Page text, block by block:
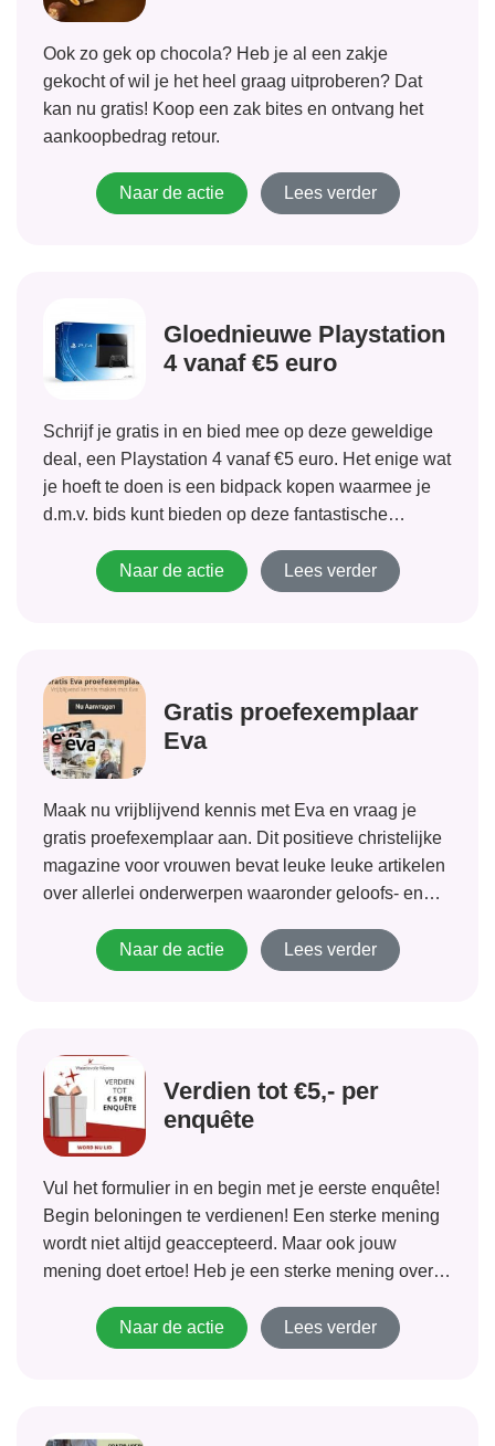
Ook zo gek op chocola? Heb je al een zakje
gekocht of wil je het heel graag uitproberen? Dat
kan nu gratis! Koop een zak bites en ontvang het
aankoopbedrag retour.
Naar de actie Lees verder
Gloednieuwe Playstation
4 vanaf €5 euro
Schrijf je gratis in en bied mee op deze geweldige
deal, een Playstation 4 vanaf €5 euro. Het enige wat
je hoeft te doen is een bidpack kopen waarmee je
d.m.v. bids kunt bieden op deze fantastische
dus een hele...Naar de actie Lees verder
Gratis proefexemplaar
Eva
Maak nu vrijblijvend kennis met Eva en vraag je
gratis proefexemplaar aan. Dit positieve christelijke
magazine voor vrouwen bevat leuke leuke artikelen
over allerlei onderwerpen waaronder geloofs- en
natuur, koken en uitgaan.
Naar de actie Lees verder
Verdien tot €5,- per
enquête
Vul het formulier in en begin met je eerste enquête!
Begin beloningen te verdienen! Een sterke mening
wordt niet altijd geaccepteerd. Maar ook jouw
mening doet ertoe! Heb je een sterke mening over
mening over bijvoorbeeld tandpasta!...
Naar de actie Lees verder